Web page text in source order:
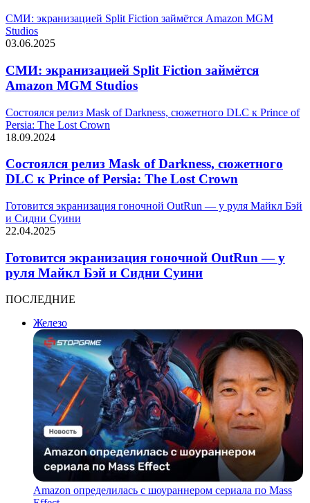
СМИ: экранизацией Split Fiction займётся Amazon MGM
Studios
03.06.2025
СМИ: экранизацией Split Fiction займётся
Amazon MGM Studios
Состоялся релиз Mask of Darkness, сюжетного DLC к Prince of
Persia: The Lost Crown
18.09.2024
Состоялся релиз Mask of Darkness, сюжетного
DLC к Prince of Persia: The Lost Crown
Готовится экранизация гоночной OutRun — у руля Майкл Бэй
и Сидни Суини
22.04.2025
Готовится экранизация гоночной OutRun — у
руля Майкл Бэй и Сидни Суини
ПОСЛЕДНИЕ
Железо
Amazon определилась с шоураннером сериала по Mass